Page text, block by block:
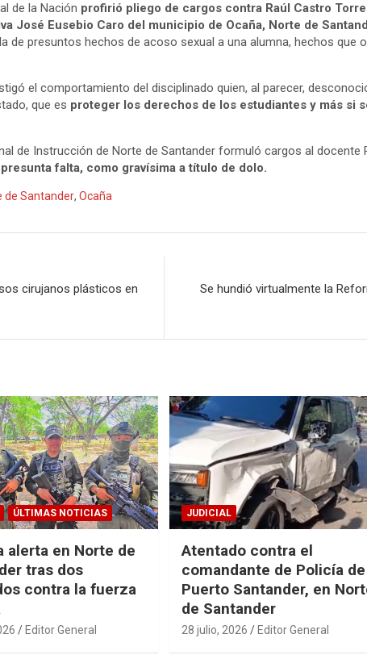
r
a
s
de la Nación profirió pliego de cargos contra Raúl Castro
José Eusebio Caro del municipio de Ocaña, Norte de
de presuntos hechos de acoso sexual a una alumna, hechos que
el comportamiento del disciplinado quien, al parecer,
que es proteger los derechos de los estudiantes y más si
de Instrucción de Norte de Santander formuló cargos al docente
falta, como gravísima a título de dolo.
de Santander, Ocaña
cirujanos plásticos en
Se hundió virtualmente la
ÚLTIMAS NOTICIAS
alerta en Norte de
tras dos
contra la fuerza
Editor General
JUDICIAL
Atentado contra el
comandante de Policía de
Puerto Santander, en
de Santander
28 julio, 2026 Editor General